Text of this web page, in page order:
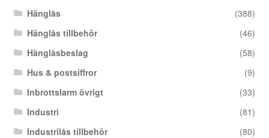
Hänglås
(388)
Hänglås tillbehör
(46)
Hänglåsbeslag
(58)
Hus & postsiffror
(9)
Inbrottslarm övrigt
(33)
Industri
(81)
Industrilås tillbehör
(80)